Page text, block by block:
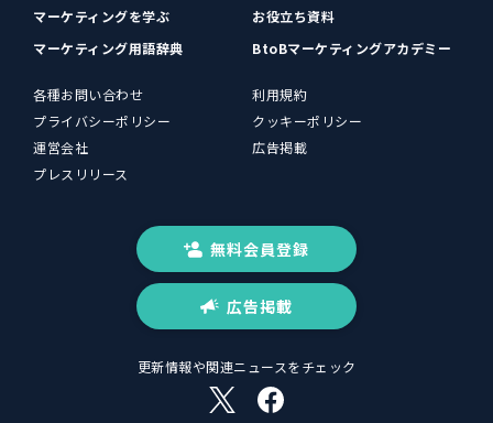
マーケティングを学ぶ
お役立ち資料
マーケティング用語辞典
BtoBマーケティングアカデミー
各種お問い合わせ
利用規約
プライバシーポリシー
クッキーポリシー
運営会社
広告掲載
プレスリリース
無料会員登録
広告掲載
更新情報や関連ニュースをチェック